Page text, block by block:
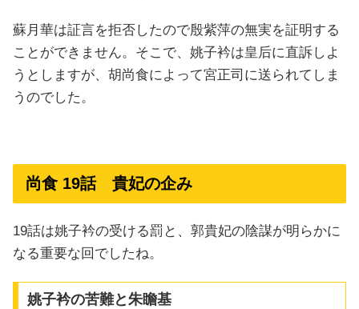
蘇月華は証言を拒否したので殷紫萍の無実を証明する
ことができません。そこで、姚子衿は皇后に直訴しよ
うとしますが、胡尚食によって宮正司に送られてしま
うのでした。
尚食 19話 貴妃の企み
19話は姚子衿の受ける罰と、郭貴妃の陰謀が明らかに
なる重要な回でしたね。
姚子衿の苦難と朱瞻基